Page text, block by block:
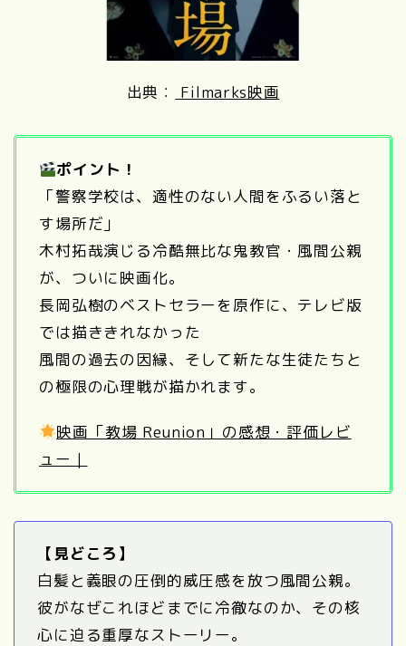
出典： Filmarks映画
ポイント！
「警察学校は、適性のない人間をふるい落と
す場所だ」
木村拓哉演じる冷酷無比な鬼教官・風間公親
が、ついに映画化。
長岡弘樹のベストセラーを原作に、テレビ版
では描ききれなかった
風間の過去の因縁、そして新たな生徒たちと
の極限の心理戦が描かれます。
映画「教場 Reunion」の感想・評価レビ
ュー｜
【見どころ】
白髪と義眼の圧倒的威圧感を放つ風間公親。
彼がなぜこれほどまでに冷徹なのか、その核
心に迫る重厚なストーリー。